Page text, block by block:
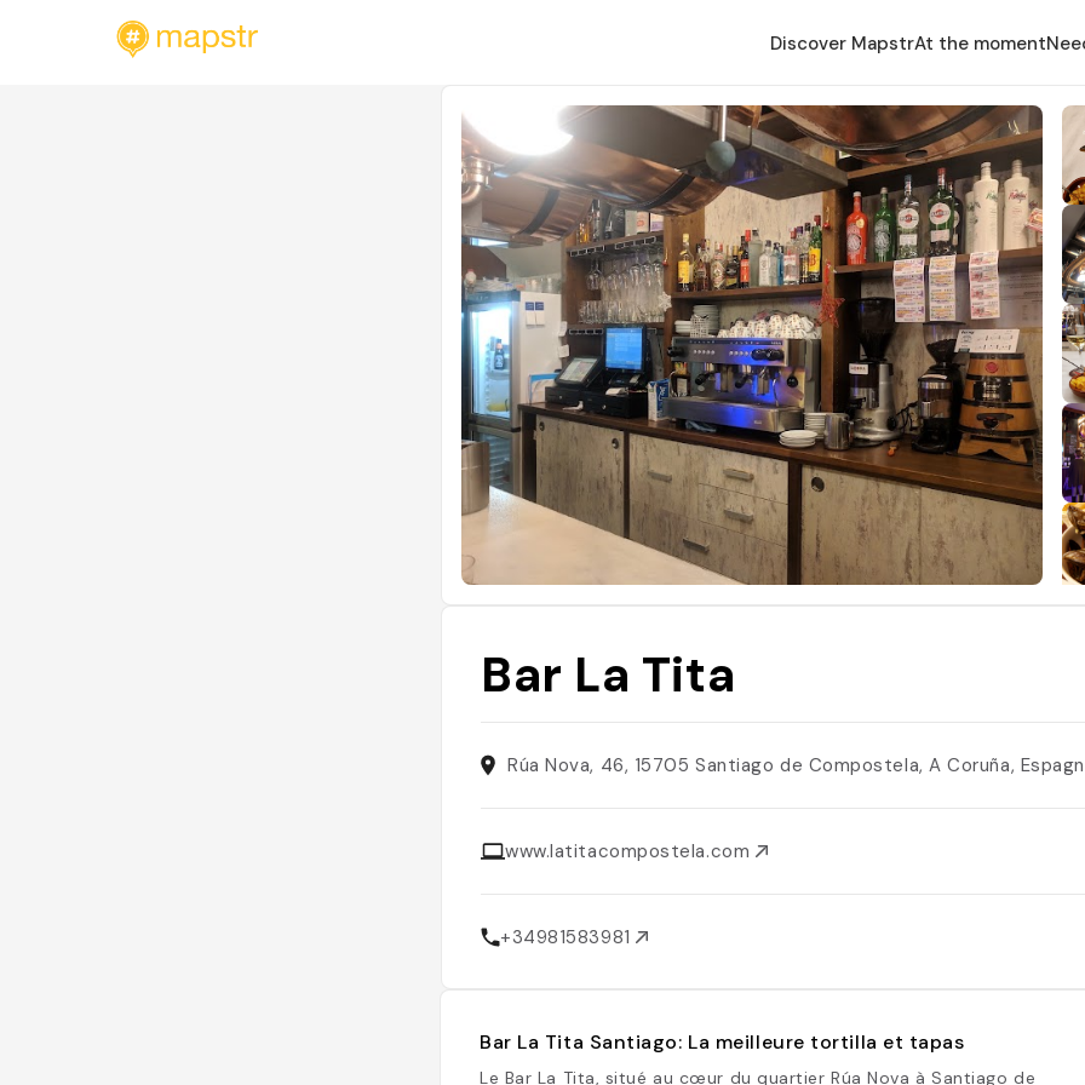
Discover MapstrAt the moment
Bar La Tita
Rúa Nova, 46, 15705 Santiago de Compostela, A Coruña,
www.latitacompostela.com
+34981583981
Bar La Tita Santiago: La meilleure tortilla et tapas
Le Bar La Tita, situé au cœur du quartier Rúa Nova à Santiago de